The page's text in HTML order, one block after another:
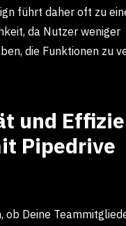
führt daher oft zu
da Nutzer weniger
die Funktionen zu
und
Pipedrive
ob Deine